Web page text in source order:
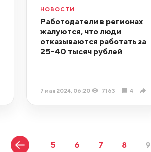
НОВОСТИ
Работодатели в регионах
жалуются, что люди
отказываются работать за
25-40 тысяч рублей
7 мая 2024, 06:20 7163 4
5 6 7 8 9